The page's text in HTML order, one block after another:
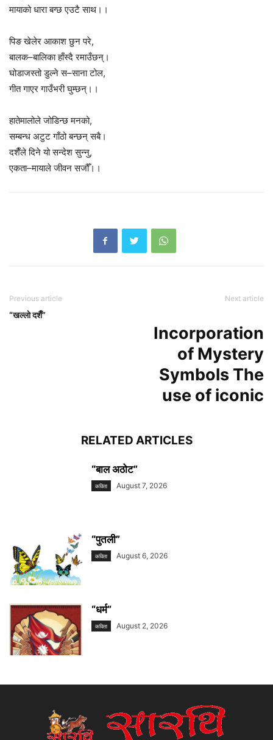
मायाको धारा बग्छ एउटै साथ।।
पिङ खेलेर आकाश छुन परे,
बालक–बालिका हाँस्दै रमाउँछन्।
घोडाजस्तो डुल्ने स–साना टोल,
गीत गाएर गाउँभरी घुम्छन्।।
हातेमालोले जोडिन्छ मनको,
सम्बन्ध अटुट गाँठो बन्छन् सबै।
दशैँले दिने यो सन्देश सुन्नु,
एकता–मायाले जीवन सजौँ।।
Previous article
“खल्लाे दशैँ”
Next article
Incorporation
of Mystery
Symbols The
use of iconic
RELATED ARTICLES
“बाल अठोट”
कविता August 7, 2026
“पुतली”
कविता August 6, 2026
“धर्म”
कविता August 2, 2026